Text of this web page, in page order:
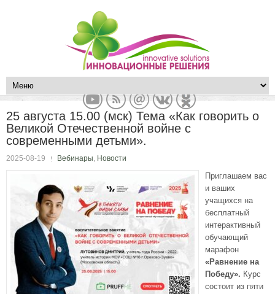
25 августа 15.00 (мск) Тема «Как говорить о
Великой Отечественной войне с
современными детьми».
2025-08-19 Вебинары, Новости
Приглашаем вас
и ваших
учащихся на
бесплатный
интерактивный
обучающий
марафон
«Равнение на
Победу». Курс
состоит из пяти